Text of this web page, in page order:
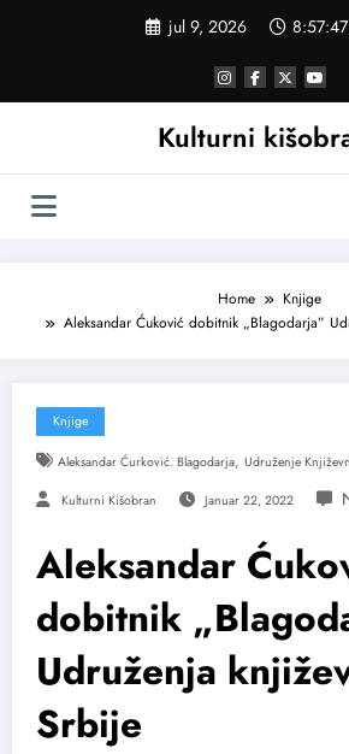
jul 9, 2026
Kulturni
Home
Knjige
Aleksandar Ćuković dobitnik „Blagodarja”
Knjige
Aleksandar Ćurković. Blagodarja, Udruženje
Kulturni Kišobran Januar 22, 2022
Aleksandar
dobitnik
Udruženja
Srbije